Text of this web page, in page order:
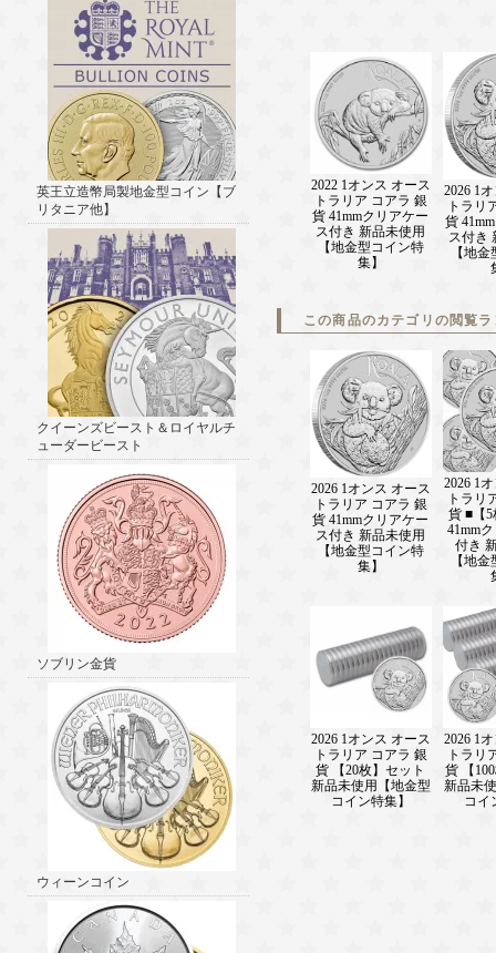
英王立造幣局製地金型コイン【ブ
リタニア他】
クイーンズビースト＆ロイヤルチ
ューダービースト
ソブリン金貨
ウィーンコイン
2022 1オンス オース
トラリア コアラ 銀
貨 41mmクリアケー
ス付き 新品未使用
【地金型コイン特
集】
2026 1
トラリ
貨
ス付き
【地
この商品のカテゴリの閲覧
2026 1オンス オース
トラリア コアラ 銀
貨 41mmクリアケー
ス付き 新品未使用
【地金型コイン特
集】
2026 1
トラリ
貨 ■【
41mm
付き
【地
2026 1オンス オース
トラリア コアラ 銀
貨 【20枚】セット
新品未使用【地金型
コイン特集】
2026 1
トラリ
貨 【
新品未
コイ